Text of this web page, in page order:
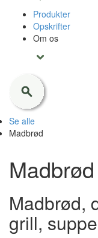
Produkter
Opskrifter
Om os
Se alle
Madbrød
Madbrød
Madbrød,
grill,